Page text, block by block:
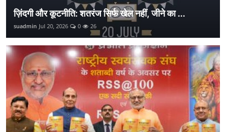
ज़िंदगी और कूटनीति: शतरंज सिर्फ खेल नहीं, जीने का ...
suadmin Jul 20, 2026 0 26